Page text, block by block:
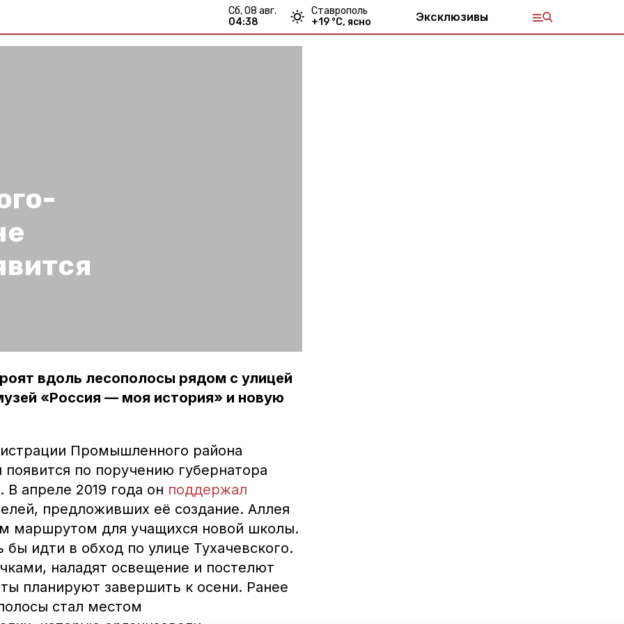
сб, 08 авг.
04:38
Ставрополь
+19 °С, ясно Эксклюзивы
вдоль лесополосы рядом с улицей
«Россия — моя история» и новую
Промышленного района
по поручению губернатора
апреле 2019 года он поддержал
предложивших её создание. Аллея
маршрутом для учащихся новой школы.
идти в обход по улице Тухачевского.
наладят освещение и постелют
планируют завершить к осени. Ранее
стал местом